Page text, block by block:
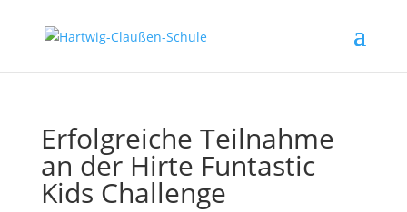
Erfolgreiche Teilnahme
an der Hirte Funtastic
Kids Challenge